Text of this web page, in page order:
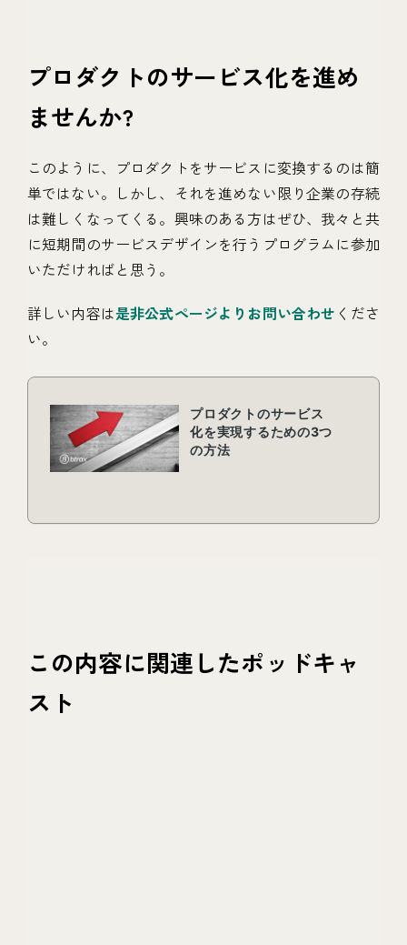
プロダクトのサービス化を進め
ませんか?
このように、プロダクトをサービスに変換するのは簡
単ではない。しかし、それを進めない限り企業の存続
は難しくなってくる。興味のある方はぜひ、我々と共
に短期間のサービスデザインを行うプログラムに参加
いただければと思う。
詳しい内容は是非公式ページよりお問い合わせ くださ
い。
この内容に関連したポッドキャ
スト